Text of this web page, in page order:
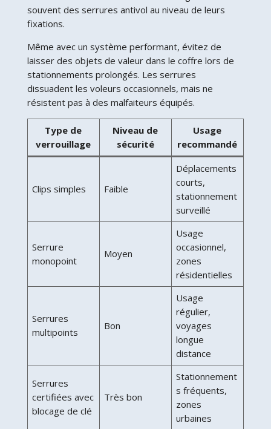
souvent des serrures antivol au niveau de leurs
fixations.
Même avec un système performant, évitez de
laisser des objets de valeur dans le coffre lors de
stationnements prolongés. Les serrures
dissuadent les voleurs occasionnels, mais ne
résistent pas à des malfaiteurs équipés.
Type de
verrouillage
Niveau de
sécurité
Usage
recommandé
Clips simples Faible
Déplacements
courts,
stationnement
surveillé
Serrure
monopoint
Moyen
Usage
occasionnel,
zones
résidentielles
Serrures
multipoints
Bon
Usage
régulier,
voyages
longue
distance
Serrures
certifiées avec
blocage de clé
Très bon
Stationnement
s fréquents,
zones
urbaines